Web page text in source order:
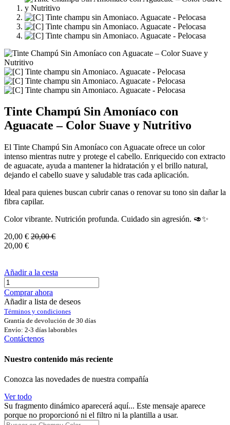
Tinte Champú Sin Amoníaco con
Aguacate – Color Suave y Nutritivo
El Tinte Champú Sin Amoníaco con Aguacate ofrece un color
intenso mientras nutre y protege el cabello. Enriquecido con extracto
de aguacate, ayuda a mantener la hidratación y el brillo natural,
dejando el cabello suave y saludable tras cada aplicación.
Ideal para quienes buscan cubrir canas o renovar su tono sin dañar la
fibra capilar.
Color vibrante. Nutrición profunda. Cuidado sin agresión. 🥑✨
20,00 € 20,00€
20,00 €
Añadir a la cesta
Comprar ahora
Añadir a lista de deseos
Términos y condiciones
Grantía de devolución de 30 días
Envío: 2-3 días laborables
Contáctenos
Nuestro contenido más reciente
Conozca las novedades de nuestra compañía
Ver todo
Su fragmento dinámico aparecerá aquí... Este mensaje aparece
porque no proporcionó ni el filtro ni la plantilla a usar.